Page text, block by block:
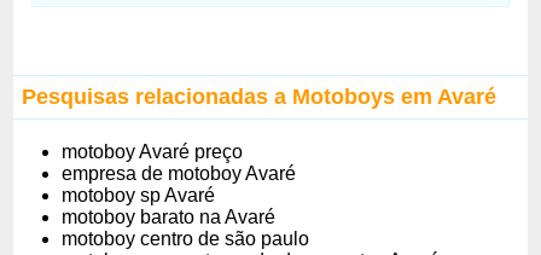
Pesquisas relacionadas a Motoboys em Avaré
motoboy Avaré preço
empresa de motoboy Avaré
motoboy sp Avaré
motoboy barato na Avaré
motoboy centro de são paulo